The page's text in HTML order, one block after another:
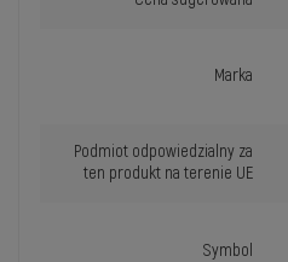
Marka
Podmiot odpowiedzialny za
ten produkt na terenie UE
Symbol